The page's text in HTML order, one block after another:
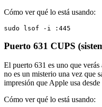
Cómo ver qué lo está usando:
sudo lsof -i :445
Puerto 631 CUPS
El puerto 631 es uno que
no es un misterio una vez que
impresión que Apple usa
Cómo ver qué lo está usando: